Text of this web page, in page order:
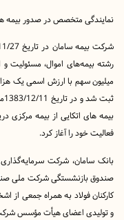
متخصص در صدور بیمه های
ثبت شد و در
اتکایی از بیمه مرکزی دریافت
را آغاز کرد.
شرکت سرمایه‌گذاری بانک
شرکت ملی صنایع مس
فولاد به همراه جمعی از اشخاص
اعضای هیأت مؤسس شرکت بیمه